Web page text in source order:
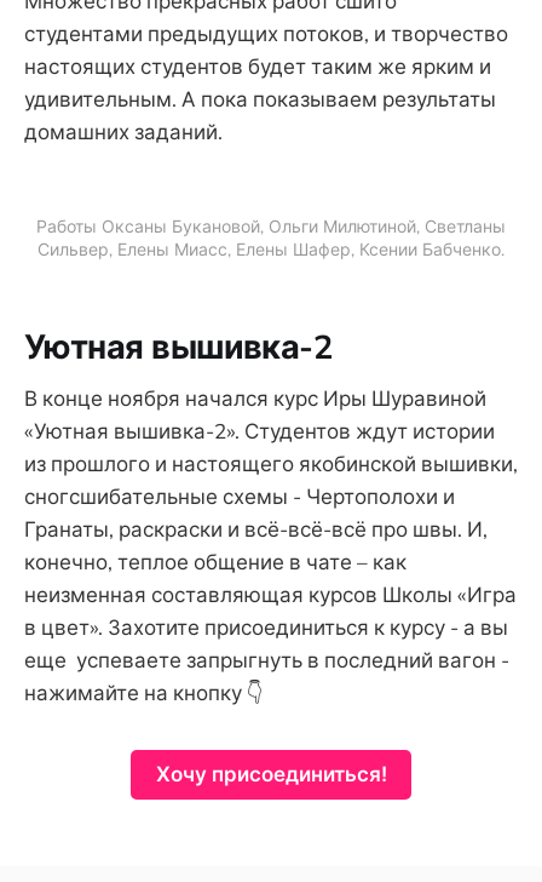
студентами предыдущих потоков, и творчество
настоящих студентов будет таким же ярким и
удивительным. А пока показываем результаты
домашних заданий.
Работы Оксаны Букановой, Ольги Милютиной, Светланы
Сильвер, Елены Миасс, Елены Шафер, Ксении Бабченко.
Уютная вышивка-2
В конце ноября начался курс Иры Шуравиной
«Уютная вышивка-2». Студентов ждут истории
из прошлого и настоящего якобинской вышивки,
сногсшибательные схемы - Чертополохи и
Гранаты, раскраски и всё-всё-всё про швы. И,
конечно, теплое общение в чате – как
неизменная составляющая курсов Школы «Игра
в цвет». Захотите присоединиться к курсу - а вы
еще успеваете запрыгнуть в последний вагон -
нажимайте на кнопку 👇
Хочу присоединиться!